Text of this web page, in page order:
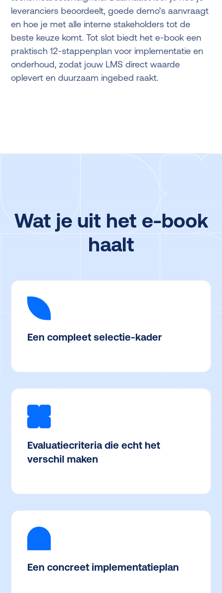
leveranciers beoordeelt, goede demo’s aanvraagt
en hoe je met alle interne stakeholders tot de
beste keuze komt. Tot slot biedt het e-book een
praktisch 12-stappenplan voor implementatie en
onderhoud, zodat jouw LMS direct waarde
oplevert en duurzaam ingebed raakt.
Wat je uit het e-book
haalt
Een compleet selectie-kader
Evaluatiecriteria die echt het
verschil maken
Een concreet implementatieplan